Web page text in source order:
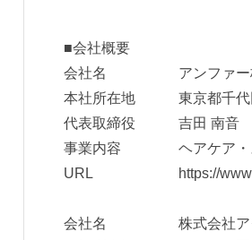
■会社概要
会社名 アンファー株
本社所在地 東京都千代田
代表取締役 吉田 南音
事業内容 ヘアケア・ス
URL
https://
会社名 株式会社ア